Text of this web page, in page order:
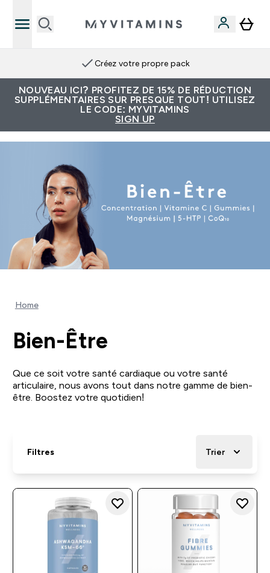
Créez votre propre pack
NOUVEAU ICI? PROFITEZ DE 15% DE RÉDUCTION
SUPPLÉMENTAIRES SUR PRESQUE TOUT! UTILISEZ
LE CODE: MYVITAMINS
SIGN UP
Home
Bien-Être
Que ce soit votre santé cardiaque ou votre santé
articulaire, nous avons tout dans notre gamme de bien-
être. Boostez votre quotidien!
Filtres Trier